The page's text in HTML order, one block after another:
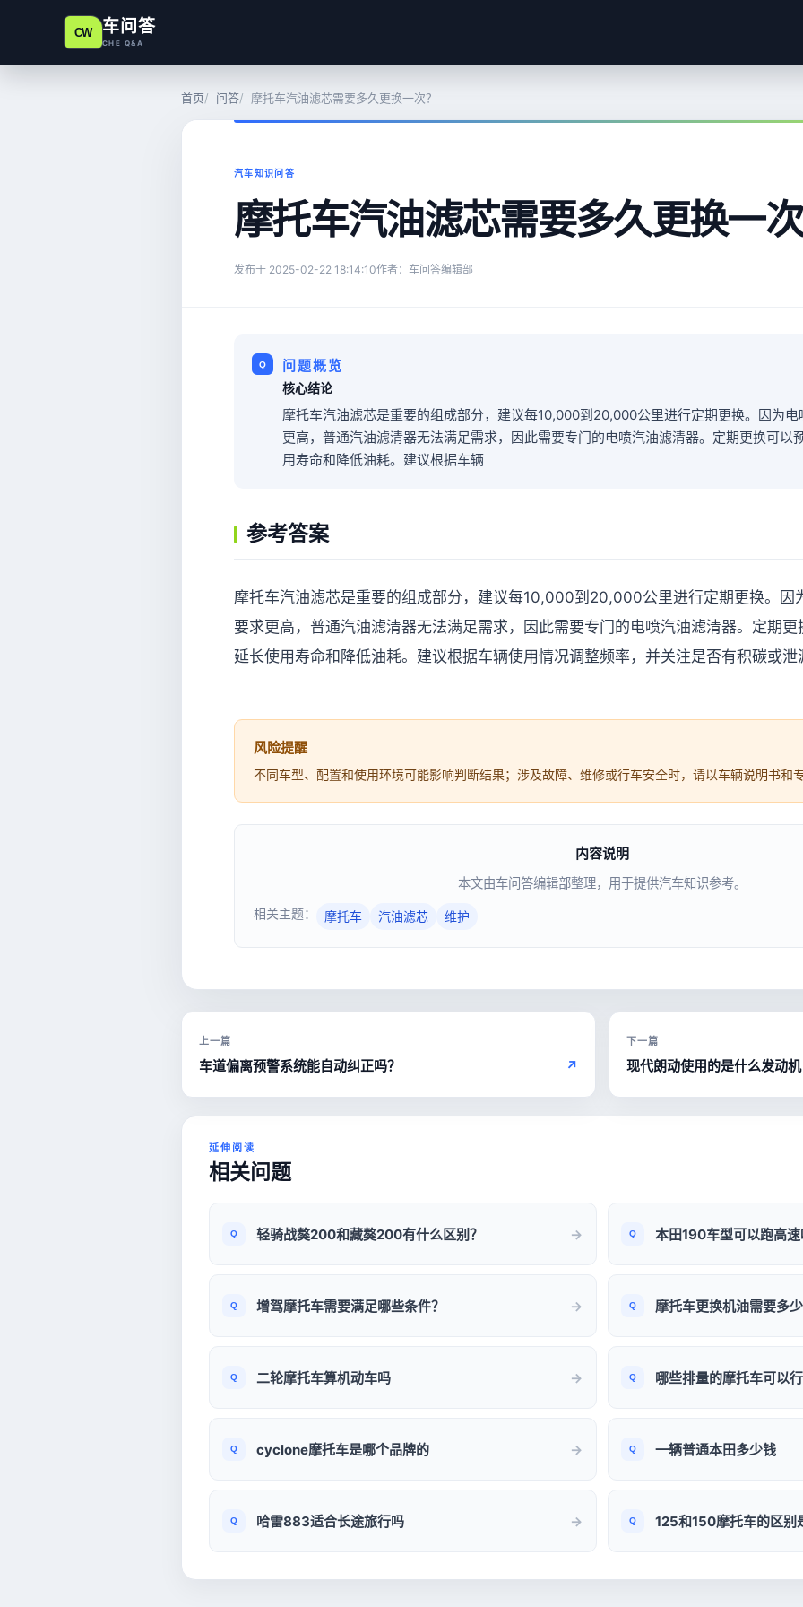
CW 车问答
CHE Q&A
首页 问答 摩托车汽油滤芯需要多久更换一次？
汽车知识问答
摩托车汽油滤芯需要多久更换一
发布于 2025-02-22 18:14:10作者：车问答编辑部
问题概览
核心结论
摩托车汽油滤芯是重要的组成部分，建议每10,000到20,000公里进行定期更换。因为
更高，普通汽油滤清器无法满足需求，因此需要专门的电喷汽油滤清器。定期更换可以
用寿命和降低油耗。建议根据车辆
参考答案
摩托车汽油滤芯是重要的组成部分，建议每10,000到20,000公里进行定期更换。因
要求更高，普通汽油滤清器无法满足需求，因此需要专门的电喷汽油滤清器。定期
延长使用寿命和降低油耗。建议根据车辆使用情况调整频率，并关注是否有积碳或
风险提醒
不同车型、配置和使用环境可能影响判断结果；涉及故障、维修或行车安全时，请以车辆说明书和
内容说明
本文由车问答编辑部整理，用于提供汽车知识参考。
相关主题：
摩托车 汽油滤芯 维护
上一篇
车道偏离预警系统能自动纠正吗？ ↗
下一篇
现代朗动使用的是什么发动机
延伸阅读
相关问题
轻骑战獒200和藏獒200有什么区别？ 本田190车型可以跑高
增驾摩托车需要满足哪些条件？ 摩托车更换机油需要多
二轮摩托车算机动车吗 哪些排量的摩托车可以
cyclone摩托车是哪个品牌的 一辆普通本田多少钱
哈雷883适合长途旅行吗 125和150摩托车的区别